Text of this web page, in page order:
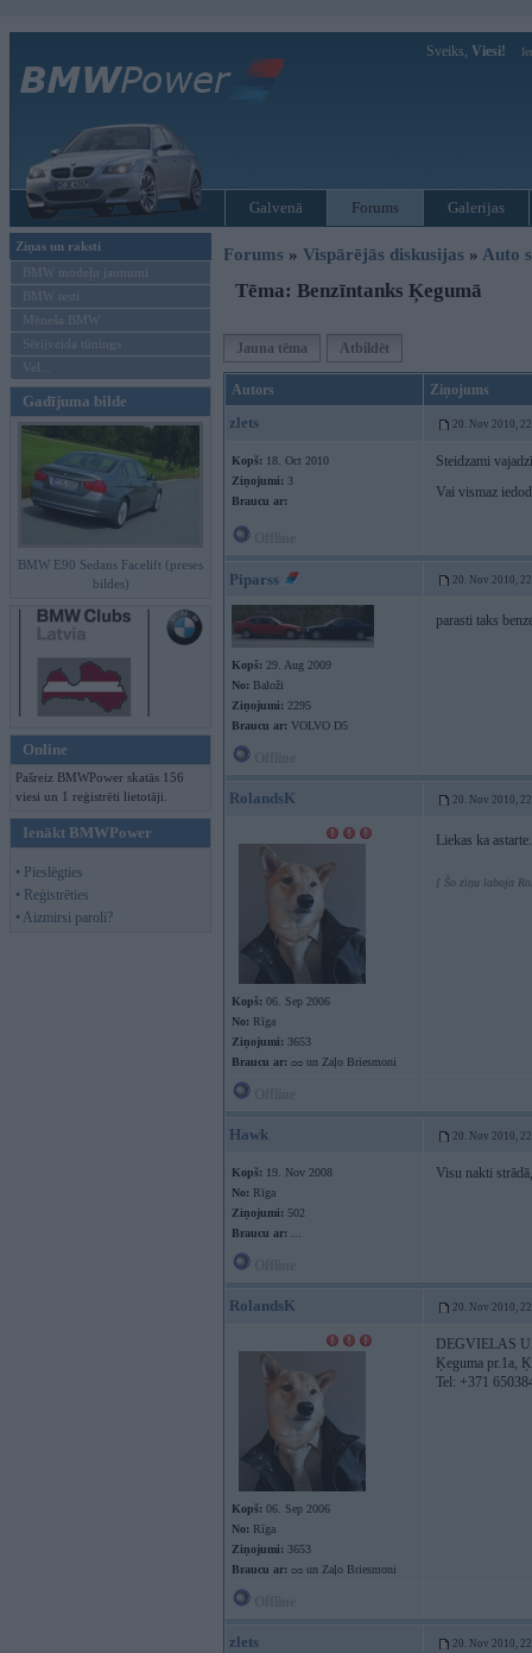
Sveiks, Viesi!
Galvenā Forums Galerijas
Ziņas un raksti
BMW modeļu jaunumi
BMW testi
Mēneša BMW
Sērijveida tūnings
Vel...
Gadījuma bilde
BMW E90 Sedans Facelift (preses
bildes)
Online
Pašreiz BMWPower skatās 156
viesi un 1 reģistrēti lietotāji.
Ienākt BMWPower
• Pieslēgties
• Reģistrēties
• Aizmirsi paroli?
Forums » Vispārējās diskusijas » Auto
Tēma: Benzīntanks Ķegumā
Jauna tēma Atbildēt
Autors Ziņojums
zlets 20. Nov 2010,
Kopš: 18. Oct 2010
Ziņojumi: 3
Braucu ar:
Steidzami
Vai vismaz
Piparss 20. Nov 2010,
Kopš: 29. Aug 2009
No: Baloži
Ziņojumi: 2295
Braucu ar: VOLVO D5
parasti taks
RolandsK 20. Nov 2010,
Kopš: 06. Sep 2006
No: Rīga
Ziņojumi: 3653
Braucu ar: ᴑᴑ un Zaļo Briesmoni
Liekas ka
[ Šo ziņu laboja
Hawk 20. Nov 2010,
Kopš: 19. Nov 2008
No: Rīga
Ziņojumi: 502
Braucu ar:
Visu nakti
RolandsK 20. Nov 2010,
Kopš: 06. Sep 2006
No: Rīga
Ziņojumi: 3653
Braucu ar: ᴑᴑ un Zaļo Briesmoni
DEGVIELAS
Ķeguma pr.1a,
Tel: +371
zlets 20. Nov 2010,